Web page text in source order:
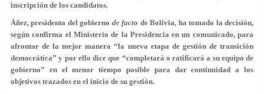
inscripción de los candidatos.
Áñez, presidenta del gobierno de facto de Bolivia, ha tomado la decisión,
según confirma el Ministerio de la Presidencia en un comunicado, para
afrontar de la mejor manera “la nueva etapa de gestión de transición
democrática” y por ello dice que “completará o ratificará a su equipo de
gobierno” en el menor tiempo posible para dar continuidad a los
objetivos trazados en el inicio de su gestión.